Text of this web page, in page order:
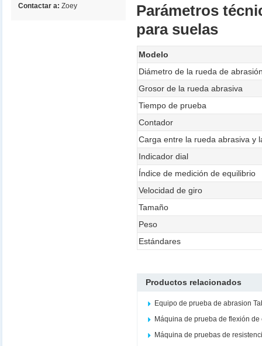
Contactar a:Zoey
Parámetros
para suelas
Modelo
Diámetro de la rueda de
Grosor de la rueda abrasiva
Tiempo de prueba
Contador
Carga entre la rueda abrasiva y
Indicador dial
Índice de medición de equilibrio
Velocidad de giro
Tamaño
Peso
Estándares
Productos relacionados
Equipo de prueba de abrasion
Máquina de prueba de flexión de
Máquina de pruebas de